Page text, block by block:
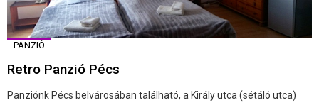
PANZIÓ
Retro Panzió Pécs
Panziónk Pécs belvárosában található, a Király utca (sétáló utca)